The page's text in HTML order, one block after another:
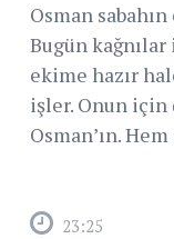
Osman
Bugün
ekime hazır
işler. Onun için
Osman’ın.
23:25